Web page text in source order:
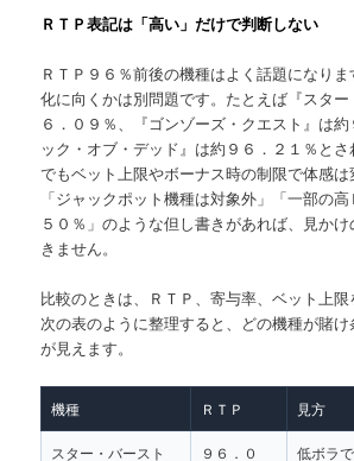
ＲＴＰ表記は「高い」だけで判断しない
ＲＴＰ９６％前後の機種はよく話題になり
化に向くかは別問題です。たとえば『スター
６．０９％、『ゴンゾーズ・クエスト』は
ック・オブ・デッド』は約９６．２１％と
でもベット上限やボーナス時の制限で体感
「ジャックポット機種は対象外」「一部の
５０％」のような但し書きがあれば、見か
きません。
比較のときは、ＲＴＰ、寄与率、ベット上限
次の表のように整理すると、どの機種が賭
が見えます。
機種 ＲＴＰ 見方
スター・バースト ９６．０ 低ボラ